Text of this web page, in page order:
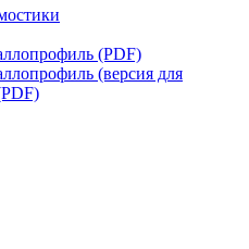
(PDF)
(версия для